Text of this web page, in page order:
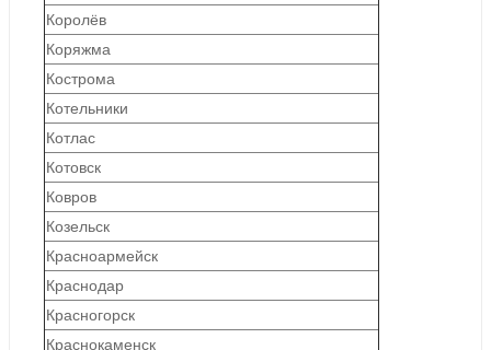
Королёв
Коряжма
Кострома
Котельники
Котлас
Котовск
Ковров
Козельск
Красноармейск
Краснодар
Красногорск
Краснокаменск